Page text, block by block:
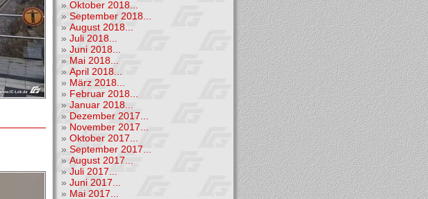
» Oktober 2018...
» September 2018...
» August 2018...
» Juli 2018...
» Juni 2018...
» Mai 2018...
» April 2018...
» März 2018...
» Februar 2018...
» Januar 2018...
» Dezember 2017...
» November 2017...
» Oktober 2017...
» September 2017...
» August 2017...
» Juli 2017...
» Juni 2017...
» Mai 2017...